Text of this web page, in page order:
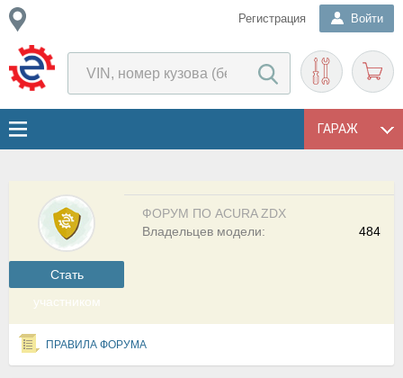
Регистрация Войти
ГАРАЖ
Cтать
участником
ФОРУМ ПО ACURA ZDX
484
Владельцев модели:
ПРАВИЛА ФОРУМА